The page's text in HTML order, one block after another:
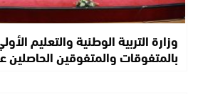
وزارة التربية الوطنية والتعليم
بالمتفوقات والمتفوقين